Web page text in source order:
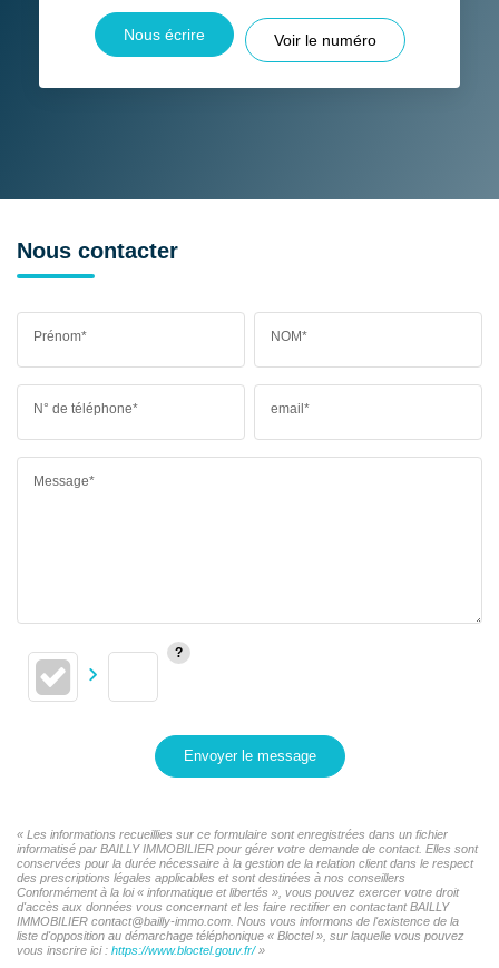
Nous écrire Voir le numéro
Nous contacter
Prénom* NOM*
N° de téléphone* email*
Message*
Envoyer le message
« Les informations recueillies sur ce formulaire sont enregistrées dans un fichier
informatisé par BAILLY IMMOBILIER pour gérer votre demande de contact. Elles sont
conservées pour la durée nécessaire à la gestion de la relation client dans le respect
des prescriptions légales applicables et sont destinées à nos conseillers
Conformément à la loi « informatique et libertés », vous pouvez exercer votre droit
d'accès aux données vous concernant et les faire rectifier en contactant BAILLY
IMMOBILIER contact@bailly-immo.com. Nous vous informons de l'existence de la
liste d'opposition au démarchage téléphonique « Bloctel », sur laquelle vous pouvez
vous inscrire ici : https://www.bloctel.gouv.fr/»